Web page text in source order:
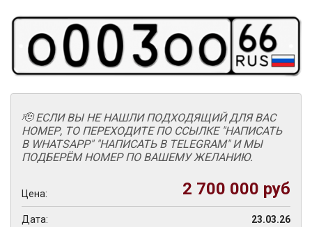
🫡 ЕСЛИ ВЫ НЕ НАШЛИ ПОДХОДЯЩИЙ ДЛЯ ВАС
НОМЕР, ТО ПЕРЕХОДИТЕ ПО ССЫЛКЕ "НАПИСАТЬ
В WHATSAPP" "НАПИСАТЬ В TELEGRAM" И МЫ
ПОДБЕРЁМ НОМЕР ПО ВАШЕМУ ЖЕЛАНИЮ.
Цена: 2 700 000 руб
Дата: 23.03.26